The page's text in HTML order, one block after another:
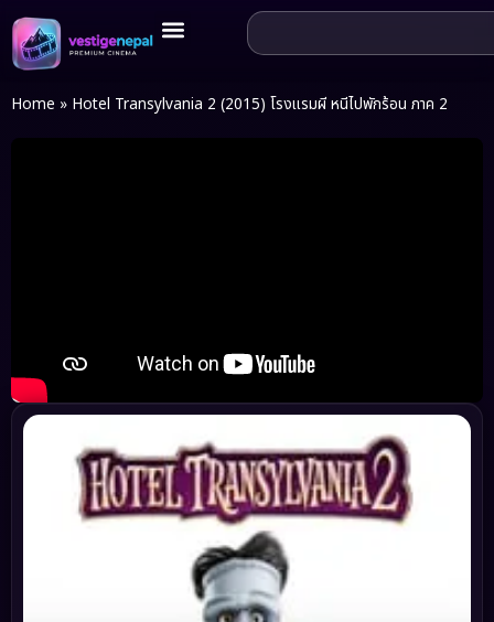
Home » Hotel Transylvania 2 (2015) โรงแรมผี หนีไปพักร้อน ภาค 2